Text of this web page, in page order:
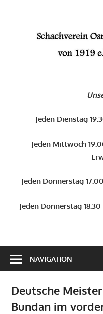
Jeden Dienstag
Jeden Mittwoch
Jeden Donnerstag
Jeden Donnerstag
NAVIGATION
Deutsche
Bundan im